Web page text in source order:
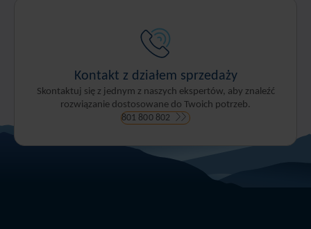
Kontakt z działem sprzedaży
Skontaktuj się z jednym z naszych ekspertów, aby znaleźć
rozwiązanie dostosowane do Twoich potrzeb.
801 800 802